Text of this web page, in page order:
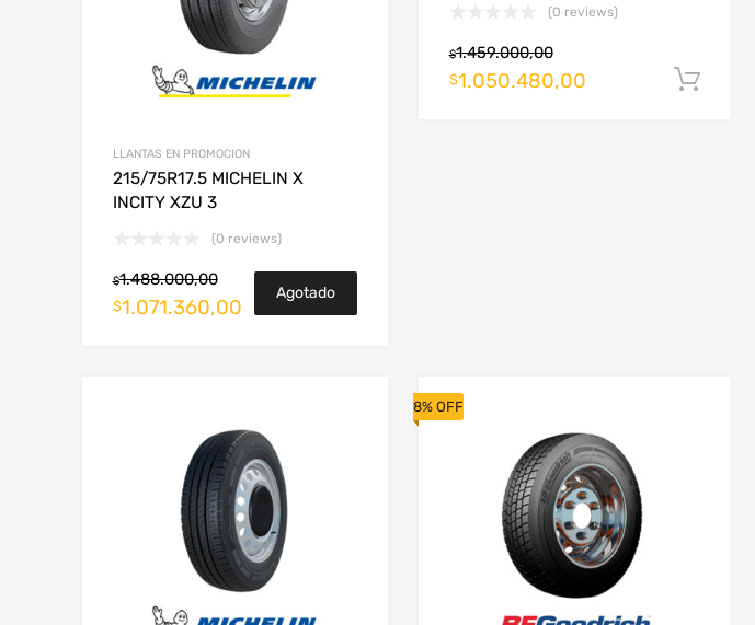
LLANTAS EN PROMOCION
215/75R17.5 MICHELIN X
INCITY XZU 3
(0 reviews)
$1.488.000,00
$1.071.360,00
Agotado
(0 reviews)
$1.459.000,00
$1.050.480,00
8% OFF